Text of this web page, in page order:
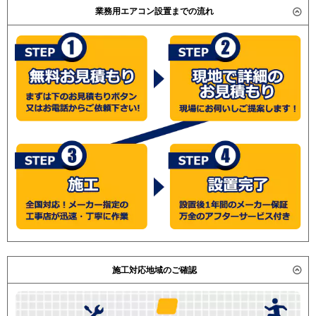
業務用エアコン設置までの流れ
施工対応地域のご確認